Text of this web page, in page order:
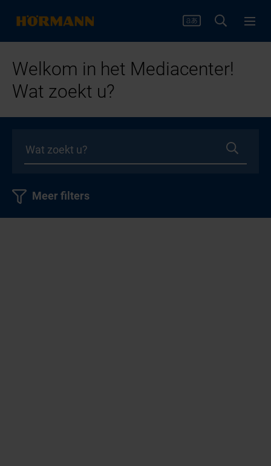
Welkom in het Mediacenter!
Wat zoekt u?
Meer filters